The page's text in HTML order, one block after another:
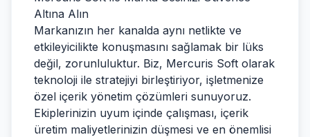
Altına Alın
Markanızın her kanalda aynı netlikte ve
etkileyicilikte konuşmasını sağlamak bir lüks
değil, zorunluluktur. Biz, Mercuris Soft olarak
teknoloji ile stratejiyi birleştiriyor, işletmenize
özel içerik yönetim çözümleri sunuyoruz.
Ekiplerinizin uyum içinde çalışması, içerik
üretim maliyetlerinizin düşmesi ve en önemlisi